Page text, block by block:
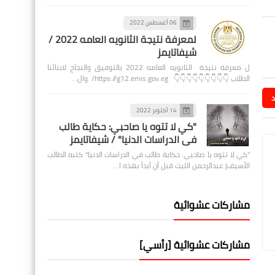
06 أغسطس 2022
لمعرفة نتيجة الثانويه العامه 2022 /
شيفاتايمز
ل معرفة نتيجة الثانويه العامه 2022 بالتوفيق والنجاح لابنائنا
الطلاب 👇👇👇👇👇👇👇👇👇 https://g12.emis.gov.eg/ وال…
14 أكتوبر 2022
"كي لا تتوه يا صاحبي: حكاية طالب
في الدراسات الدنيا" / شيفاتايمز
"كي لا تتوه يا صاحبي: حكاية طالب في الدراسات الدنيا" كتبه الطالب
الأسيف| عبدالرحمن الليث قبل أن أبدأ بهذه ا…
مشاركات عشوائية
مشاركات عشوائية [رأسي]